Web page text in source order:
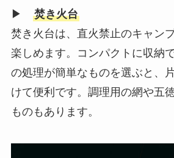
▶ 焚き火台
焚き火台は、直火禁止のキャン
楽しめます。コンパクトに収納
の処理が簡単なものを選ぶと、
けて便利です。調理用の網や五
ものもあります。